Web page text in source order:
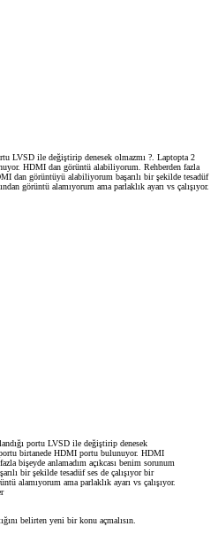
LVSD ile değiştirip denesek olmazmı ?. Laptopta 2
HDMI dan görüntü alabiliyorum. Rehberden fazla
dan görüntüyü alabiliyorum başarılı bir şekilde tesadüf
görüntü alamıyorum ama parlaklık ayarı vs çalışıyor.
portu LVSD ile değiştirip denesek
birtanede HDMI portu bulunuyor. HDMI
bişeyde anlamadım açıkcası benim sorunum
bir şekilde tesadüf ses de çalışıyor bir
alamıyorum ama parlaklık ayarı vs çalışıyor.
belirten yeni bir konu açmalısın.